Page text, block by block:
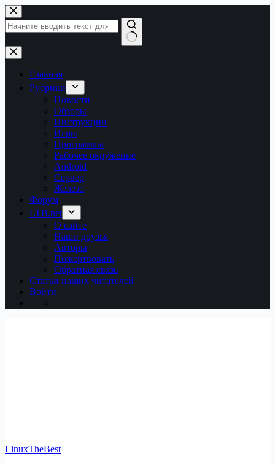
Перейти
к
сути
Ничего
не
найденоГлавная
Рубрики
Новости
Обзоры
Инструкции
Игры
Программы
Рабочее окружение
Android
Сервер
Железо
Форум
LTB.net
О сайте
Наши друзья
Авторы
Пожертвовать
Обратная связь
Статьи наших читателей
Войти
LinuxTheBest